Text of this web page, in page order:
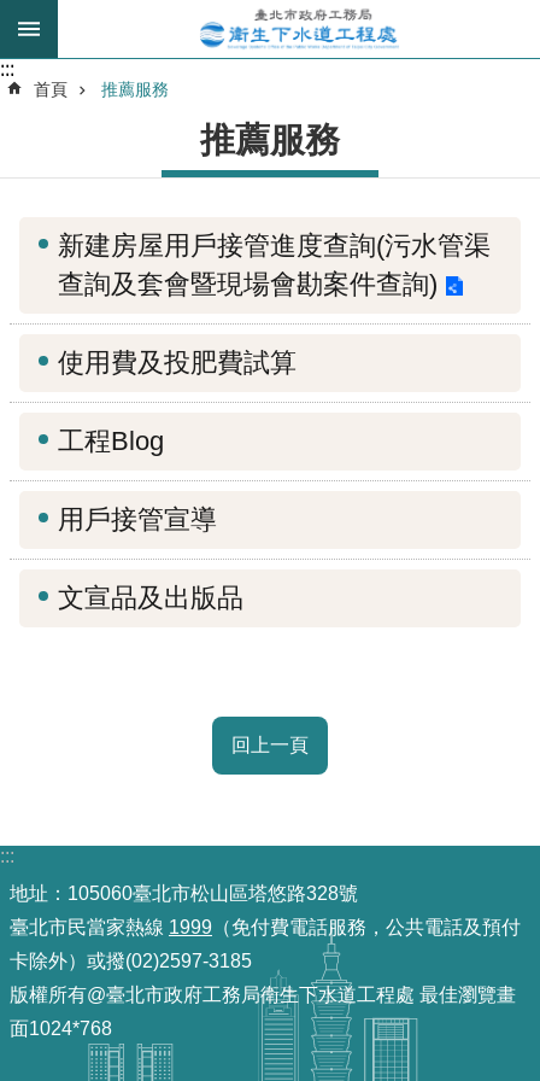
跳到主要內容區塊
進
我
的
身
分
是
公
息
機
政
府
資
訊
開
:::
:::
首頁 推薦服務
推薦服務
新建房屋用戶接管進度查詢(污水管渠
查詢及套會暨現場會勘案件查詢)
使用費及投肥費試算
工程Blog
用戶接管宣導
文宣品及出版品
回上一頁
:::
地址：105060臺北市松山區塔悠路328號
臺北市民當家熱線 1999 （免付費電話服務，公共電話及預付
卡除外）或撥(02)2597-3185
版權所有@臺北市政府工務局衛生下水道工程處 最佳瀏覽畫
面1024*768